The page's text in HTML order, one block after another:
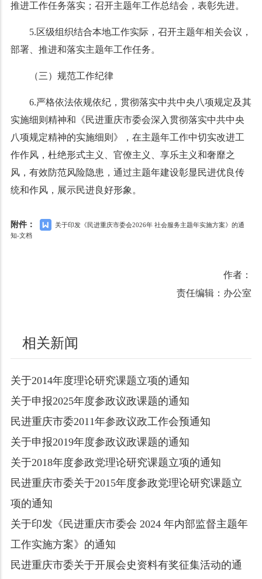
推进工作任务落实；召开主题年工作总结会，表彰先进。
5.区级组织结合本地工作实际，召开主题年相关会议，
部署、推进和落实主题年工作任务。
（三）规范工作纪律
6.严格依法依规依纪，贯彻落实中共中央八项规定及其
实施细则精神和《民进重庆市委会深入贯彻落实中共中央
八项规定精神的实施细则》，在主题年工作中切实改进工
作作风，杜绝形式主义、官僚主义、享乐主义和奢靡之
风，有效防范风险隐患，通过主题年建设彰显民进优良传
统和作风，展示民进良好形象。
附件：
关于印发《民进重庆市委会2026年 社会服务主题年实施方案》的通
知-文档
作者：
责任编辑：办公室
相关新闻
关于2014年度理论研究课题立项的通知
关于申报2025年度参政议政课题的通知
民进重庆市委2011年参政议政工作会预通知
关于申报2019年度参政议政课题的通知
关于2018年度参政党理论研究课题立项的通知
民进重庆市委关于2015年度参政党理论研究课题立
项的通知
关于印发《民进重庆市委会 2024 年内部监督主题年
工作实施方案》的通知
民进重庆市委关于开展会史资料有奖征集活动的通